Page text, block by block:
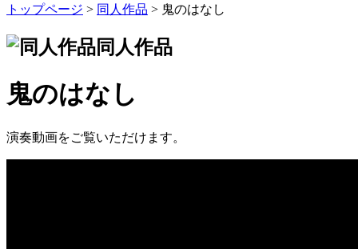
トップページ > 同人作品 > 鬼のはなし
同人作品
鬼のはなし
演奏動画をご覧いただけます。